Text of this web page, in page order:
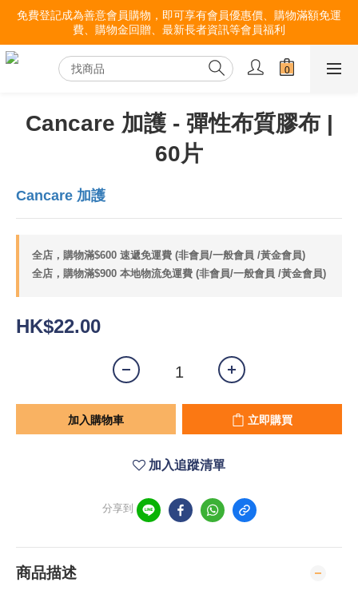
免費登記成為善意會員購物，即可享有會員優惠價、購物滿額免運
費、購物金回贈、最新長者資訊等會員福利
Cancare 加護 - 彈性布質膠布 |
60片
Cancare 加護
全店，購物滿$600 速遞免運費 (非會員/一般會員 /黃金會員)
全店，購物滿$900 本地物流免運費 (非會員/一般會員 /黃金會員)
HK$22.00
加入購物車 立即購買
加入追蹤清單
分享到
商品描述